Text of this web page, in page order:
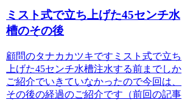
ミスト式で立ち上げた45センチ水
槽のその後
顧問のタナカカツキですミスト式で立ち
上げた45センチ水槽注水する前までしか
ご紹介でいきていなかったので今回は、
その後の経過のご紹介です（前回の記事